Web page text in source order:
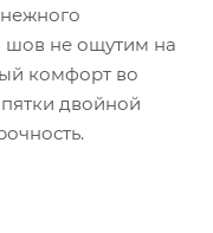
шов не ощутим на
комфорт во
двойной